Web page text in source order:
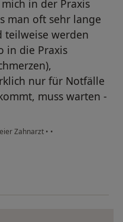
in der Praxis
man oft sehr lange
teilweise werden
in die Praxis
nur für Notfälle
muss warten -
Zahnarzt • •